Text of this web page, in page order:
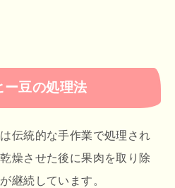
ー豆の処理法
伝統的な手作業で処理され
燥させた後に果肉を取り除
継続しています。